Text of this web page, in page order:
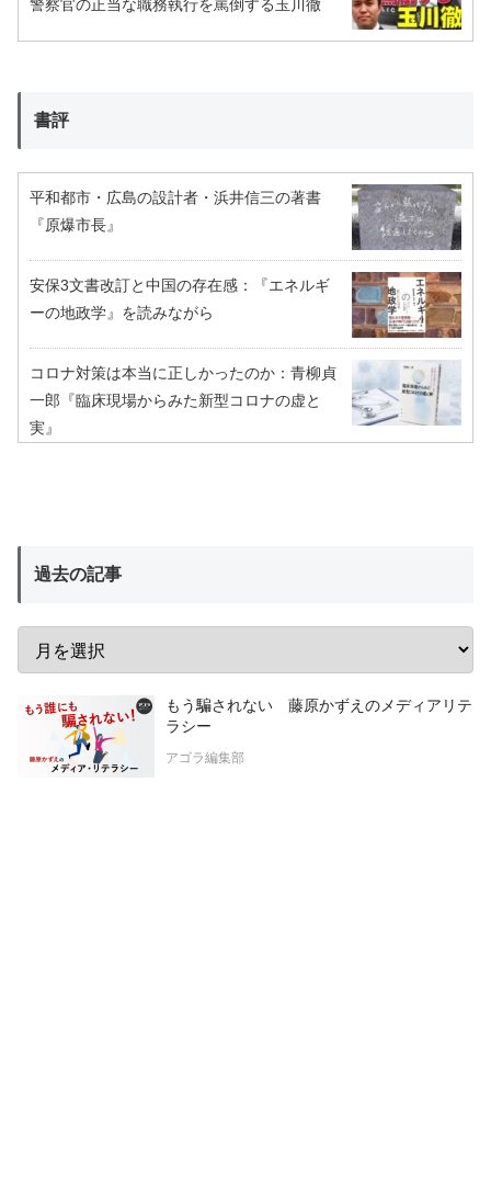
警察官の正当な職務執行を罵倒する玉川徹
書評
平和都市・広島の設計者・浜井信三の著書
『原爆市長』
安保3文書改訂と中国の存在感：『エネルギ
ーの地政学』を読みながら
コロナ対策は本当に正しかったのか：青柳貞
一郎『臨床現場からみた新型コロナの虚と
実』
過去の記事
もう騙されない 藤原かずえのメディアリテ
ラシー
アゴラ編集部